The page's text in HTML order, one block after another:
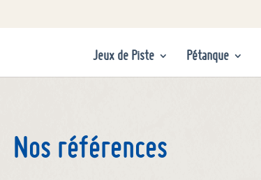
Jeux de Piste Pétanque
Nos références